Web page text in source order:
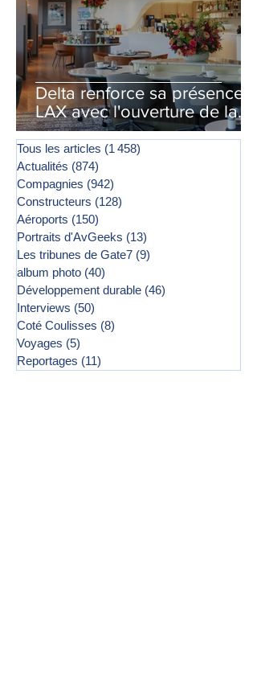
Delta renforce sa présence à
LAX avec l'ouverture de la
première phase d'un second
salon Delta One
Tous les articles (1 458)
Actualités (874)
Compagnies (942)
Constructeurs (128)
Aéroports (150)
Portraits d'AvGeeks (13)
Les tribunes de Gate7 (9)
album photo (40)
Développement durable (46)
Interviews (50)
Coté Coulisses (8)
Voyages (5)
Reportages (11)